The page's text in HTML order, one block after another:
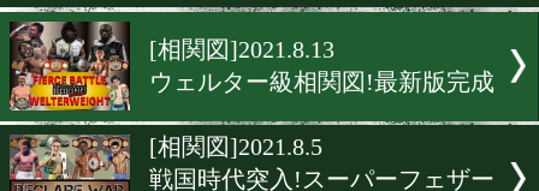
較!
[TV情報]2021.9.17
田中亮明と恒成がNHKに出